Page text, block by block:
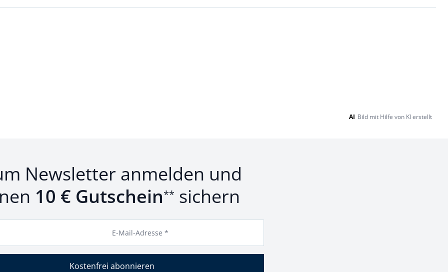
AI Bild mit Hilfe von KI erstellt
Newsletter anmelden und
10 € Gutschein** sichern
E-Mail-Adresse *
Kostenfrei abonnieren